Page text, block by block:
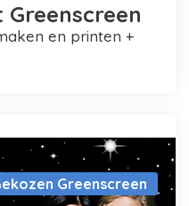
Greenscreen